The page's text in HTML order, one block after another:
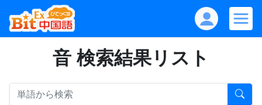
音 検索結果リスト